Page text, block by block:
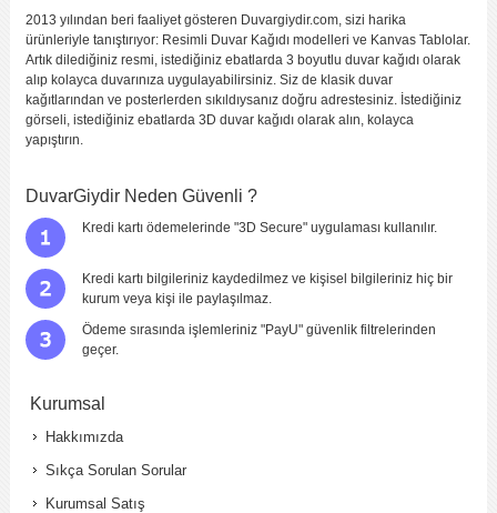
2013 yılından beri faaliyet gösteren Duvargiydir.com, sizi harika
ürünleriyle tanıştırıyor: Resimli Duvar Kağıdı modelleri ve Kanvas Tablolar.
Artık dilediğiniz resmi, istediğiniz ebatlarda 3 boyutlu duvar kağıdı olarak
alıp kolayca duvarınıza uygulayabilirsiniz. Siz de klasik duvar
kağıtlarından ve posterlerden sıkıldıysanız doğru adrestesiniz. İstediğiniz
görseli, istediğiniz ebatlarda 3D duvar kağıdı olarak alın, kolayca
yapıştırın.
DuvarGiydir Neden Güvenli ?
Kredi kartı ödemelerinde "3D Secure" uygulaması kullanılır.
Kredi kartı bilgileriniz kaydedilmez ve kişisel bilgileriniz hiç bir
kurum veya kişi ile paylaşılmaz.
Ödeme sırasında işlemleriniz "PayU" güvenlik filtrelerinden
geçer.
Kurumsal
Hakkımızda
Sıkça Sorulan Sorular
Kurumsal Satış